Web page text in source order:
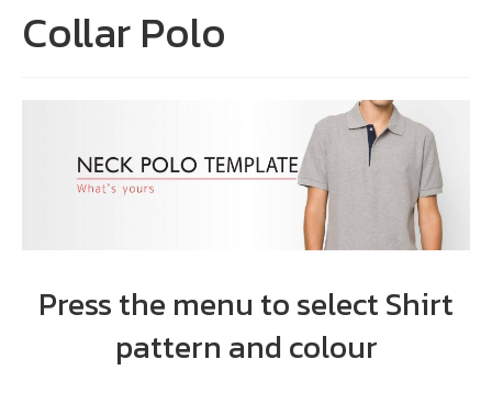
Collar Polo
Press the menu to select Shirt
pattern and colour